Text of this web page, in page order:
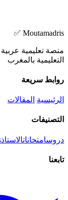
Moutamadris ✅
منصة تعليمية
التعليمية بالمغرب
روابط سريعة
الرئيسية المقالات
التصنيفات
دروسامتحاناتالاستاذ
تابعنا